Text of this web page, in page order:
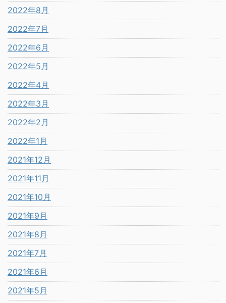
2022年8月
2022年7月
2022年6月
2022年5月
2022年4月
2022年3月
2022年2月
2022年1月
2021年12月
2021年11月
2021年10月
2021年9月
2021年8月
2021年7月
2021年6月
2021年5月